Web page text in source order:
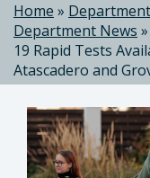
Home »
Department News »
19 Rapid Tests
Atascadero and